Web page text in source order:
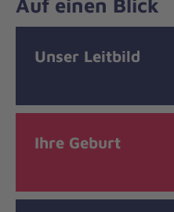
Unser Leitbild
Ihre Geburt